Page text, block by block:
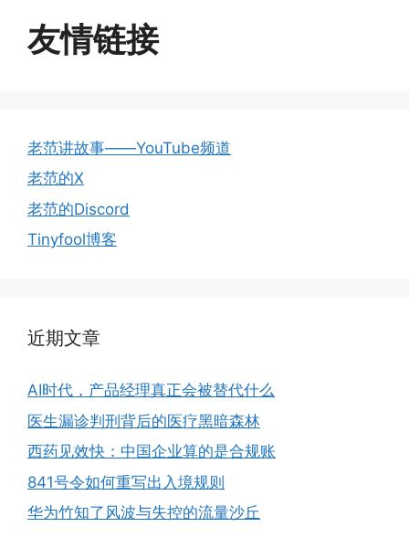
友情链接
老范讲故事——YouTube频道
老范的X
老范的Discord
Tinyfool博客
近期文章
AI时代，产品经理真正会被替代什么
医生漏诊判刑背后的医疗黑暗森林
西药见效快：中国企业算的是合规账
841号令如何重写出入境规则
华为竹知了风波与失控的流量沙丘